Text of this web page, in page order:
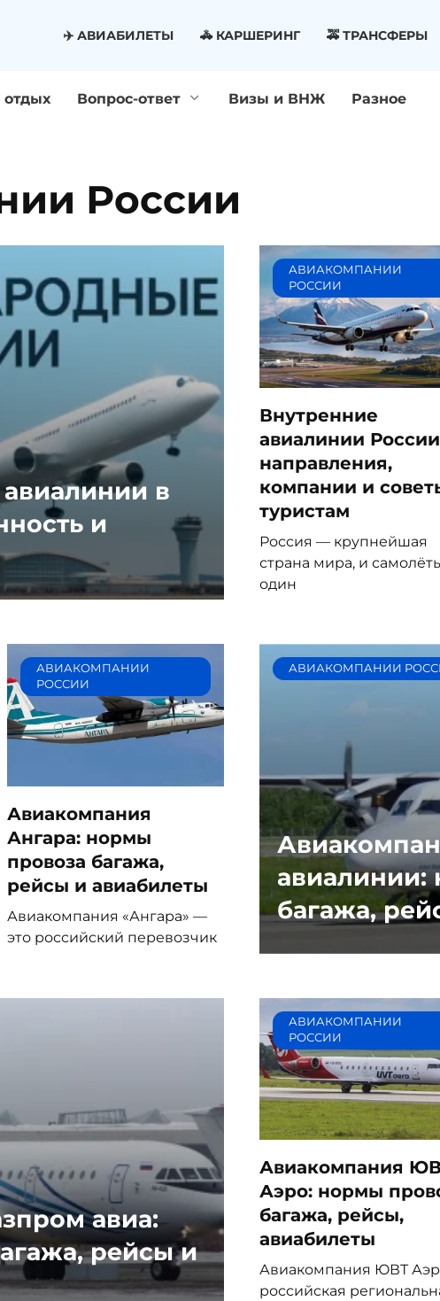
✈️ АВИАБИЛЕТЫ 🚓 КАРШЕРИНГ 🚕 ТРАНСФЕРЫ
отдых Вопрос-ответ Визы и ВНЖ Разное
России
в
и
АВИАКОМПАНИИ
РОССИИ
Внутренние
авиалинии
направления,
компании и
туристам
Россия — крупнейшая
страна мира, и
один
АВИАКОМПАНИИ
РОССИИ
Авиакомпания
Ангара: нормы
провоза багажа,
рейсы и авиабилеты
Авиакомпания «Ангара» —
это российский перевозчик
АВИАКОМПАНИИ
авиалинии:
багажа,
авиа:
рейсы и
АВИАКОМПАНИИ
РОССИИ
Авиакомпания
Аэро: нормы
багажа, рейсы,
авиабилеты
Авиакомпания ЮВТ
российская